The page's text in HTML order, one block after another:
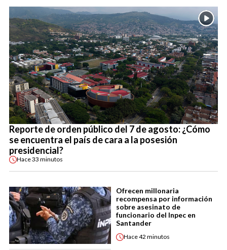
Reporte de orden público del 7 de agosto: ¿Cómo
se encuentra el país de cara a la posesión
presidencial?
Hace33 minutos
Ofrecen millonaria
recompensa por información
sobre asesinato de
funcionario del Inpec en
Santander
Hace42 minutos